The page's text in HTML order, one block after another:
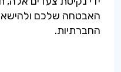
האבטחה שלכם
החברתיות.